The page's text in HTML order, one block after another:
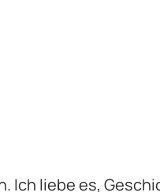
Ich liebe es,